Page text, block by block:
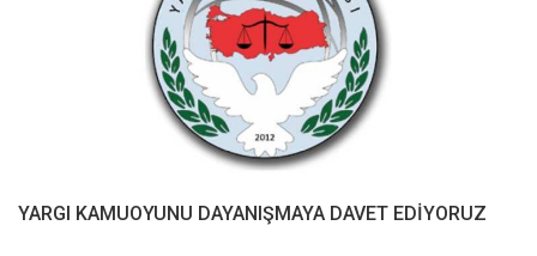
YARGI KAMUOYUNU DAYANIŞMAYA DAVET EDİYORUZ